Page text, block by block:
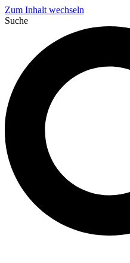
Zum Inhalt wechseln
Suche